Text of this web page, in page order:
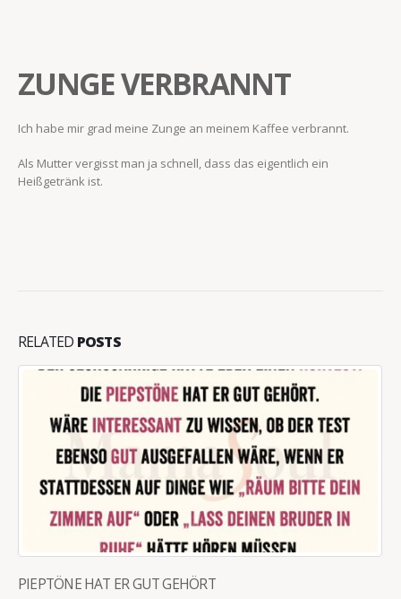
ZUNGE VERBRANNT
Ich habe mir grad meine Zunge an meinem Kaffee verbrannt.
Als Mutter vergisst man ja schnell, dass das eigentlich ein
Heißgetränk ist.
RELATED POSTS
PIEPTÖNE HAT ER GUT GEHÖRT